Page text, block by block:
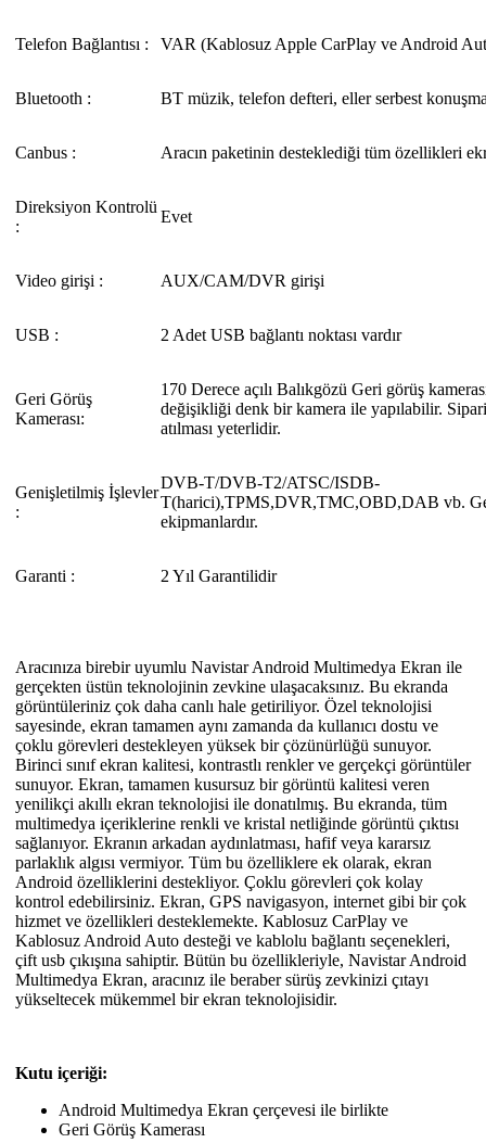
Telefon Bağlantısı : VAR (Kablosuz Apple CarPlay ve Android
Bluetooth : BT müzik, telefon defteri, eller serbest
Canbus : Aracın paketinin desteklediği tüm özellikleri
Direksiyon Kontrolü
:
Evet
Video girişi : AUX/CAM/DVR girişi
USB : 2 Adet USB bağlantı noktası vardır
Geri Görüş
Kamerası:
170 Derece açılı Balıkgözü Geri görüş
değişikliği denk bir kamera ile yapılabilir.
atılması yeterlidir.
Genişletilmiş İşlevler
:
DVB-T/DVB-T2/ATSC/ISDB-
T(harici),TPMS,DVR,TMC,OBD,DAB vb.
ekipmanlardır.
Garanti : 2 Yıl Garantilidir
Aracınıza birebir uyumlu Navistar Android Multimedya Ekran ile
gerçekten üstün teknolojinin zevkine ulaşacaksınız. Bu ekranda
görüntüleriniz çok daha canlı hale getiriliyor. Özel teknolojisi
sayesinde, ekran tamamen aynı zamanda da kullanıcı dostu ve
çoklu görevleri destekleyen yüksek bir çözünürlüğü sunuyor.
Birinci sınıf ekran kalitesi, kontrastlı renkler ve gerçekçi görüntüler
sunuyor. Ekran, tamamen kusursuz bir görüntü kalitesi veren
yenilikçi akıllı ekran teknolojisi ile donatılmış. Bu ekranda, tüm
multimedya içeriklerine renkli ve kristal netliğinde görüntü çıktısı
sağlanıyor. Ekranın arkadan aydınlatması, hafif veya kararsız
parlaklık algısı vermiyor. Tüm bu özelliklere ek olarak, ekran
Android özelliklerini destekliyor. Çoklu görevleri çok kolay
kontrol edebilirsiniz. Ekran, GPS navigasyon, internet gibi bir çok
hizmet ve özellikleri desteklemekte. Kablosuz CarPlay ve
Kablosuz Android Auto desteği ve kablolu bağlantı seçenekleri,
çift usb çıkışına sahiptir. Bütün bu özellikleriyle, Navistar Android
Multimedya Ekran, aracınız ile beraber sürüş zevkinizi çıtayı
yükseltecek mükemmel bir ekran teknolojisidir.
Kutu içeriği:
Android Multimedya Ekran çerçevesi ile birlikte
Geri Görüş Kamerası